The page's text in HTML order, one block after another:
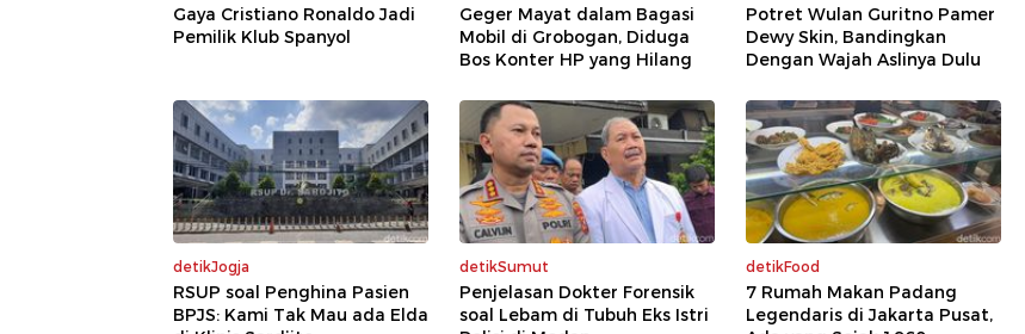
Gaya Cristiano Ronaldo Jadi
Pemilik Klub Spanyol
Geger Mayat dalam Bagasi
Mobil di Grobogan, Diduga
Bos Konter HP yang Hilang
Potret Wulan Guritno Pamer
Dewy Skin, Bandingkan
Dengan Wajah Aslinya Dulu
detikJogja
RSUP soal Penghina Pasien
BPJS: Kami Tak Mau ada Elda
detikSumut
Penjelasan Dokter Forensik
soal Lebam di Tubuh Eks Istri
detikFood
7 Rumah Makan Padang
Legendaris di Jakarta Pusat,